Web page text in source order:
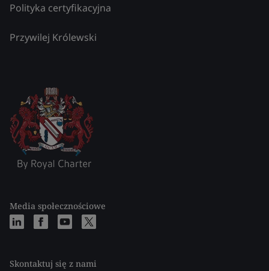
Polityka certyfikacyjna
Przywilej Królewski
Media społecznościowe
Skontaktuj się z nami